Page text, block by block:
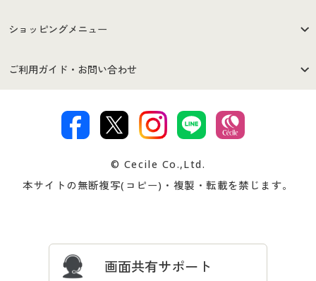
はじめての方へ
セシールご利用規約
著作権・商標について 会社案内
ショッピングメニュー
商品カテゴリ
プレゼント＆キャンペーン サイトマップ
ご利用ガイド・お問い合わせ
交換・返品は お支払は
ついて
忘れの場合
© Cecile Co.,Ltd.
本サイトの無断複写(コピー)・複製・転載を禁じます。
画面共有サポート